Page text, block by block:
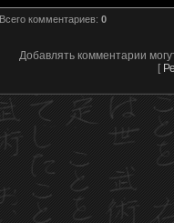
Всего комментариев: 0
Добавлять комментарии
[